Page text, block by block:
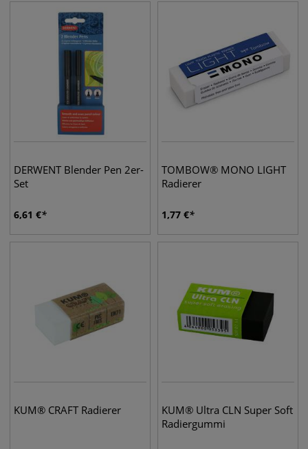
DERWENT Blender Pen 2er-
Set
6,61 €
TOMBOW® MONO LIGHT
Radierer
1,77 €
KUM® CRAFT Radierer
KUM® Ultra CLN Super Soft
Radiergummi